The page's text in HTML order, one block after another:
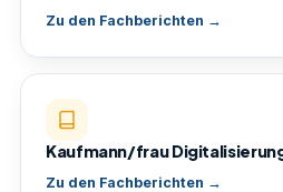
Zu den Fachberichten →
Kaufmann/frau
Zu den Fachberichten →